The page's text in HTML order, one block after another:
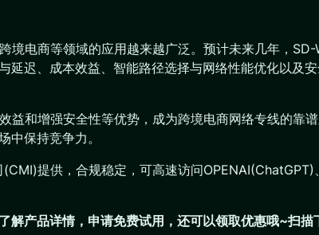
境电商等领域的应用越来越广泛。预计未来几年，
延迟、成本效益、智能路径选择与网络性能优化以及
益和增强安全性等优势，成为跨境电商网络专线的靠
中保持竞争力。
提供，合规稳定，可高速访问
解产品详情，申请免费试用，还可以领取优惠哦~扫